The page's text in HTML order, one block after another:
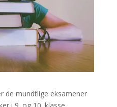
de mundtlige eksamener